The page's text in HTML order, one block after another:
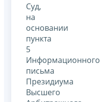
Суд,
на
основании
пункта
5
Информационного
письма
Президиума
Высшего